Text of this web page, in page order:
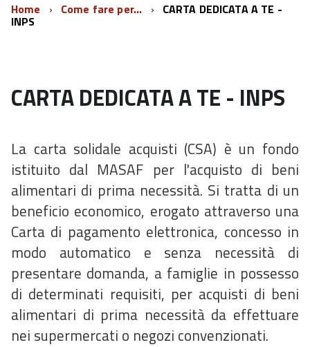
Home Come fare per... CARTA DEDICATA A TE -
INPS
CARTA DEDICATA A TE - INPS
La carta solidale acquisti (CSA) è un fondo
istituito dal MASAF per l'acquisto di beni
alimentari di prima necessità. Si tratta di un
beneficio economico, erogato attraverso una
Carta di pagamento elettronica, concesso in
modo automatico e senza necessità di
presentare domanda, a famiglie in possesso
di determinati requisiti, per acquisti di beni
alimentari di prima necessità da effettuare
nei supermercati o negozi convenzionati.